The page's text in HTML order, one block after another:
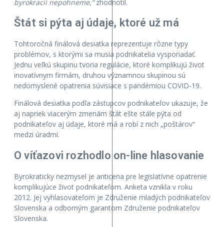
byrokracii nepohneme,“zhodnotil.
Štát si pýta aj údaje, ktoré už má
Tohtoročná finálová desiatka reprezentuje rôzne typy
problémov, s ktorými sa musia podnikatelia vysporiadať.
Jednu veľkú skupinu tvoria regulácie, ktoré komplikujú život
inovatívnym firmám, druhou významnou skupinou sú
nedomyslené opatrenia súvisiace s pandémiou COVID-19.
Finálová desiatka podľa zástupcov podnikateľov ukazuje, že
aj napriek viacerým zmenám štát ešte stále pýta od
podnikateľov aj údaje, ktoré má a robí z nich „poštárov“
medzi úradmi.
O víťazovi rozhodlo on-line hlasovanie
Byrokraticky nezmysel je anticena pre legislatívne opatrenie
komplikujúce život podnikateľom. Anketa vznikla v roku
2012. Jej vyhlasovateľom je Združenie mladých podnikateľov
Slovenska a odborným garantom Združenie podnikateľov
Slovenska.